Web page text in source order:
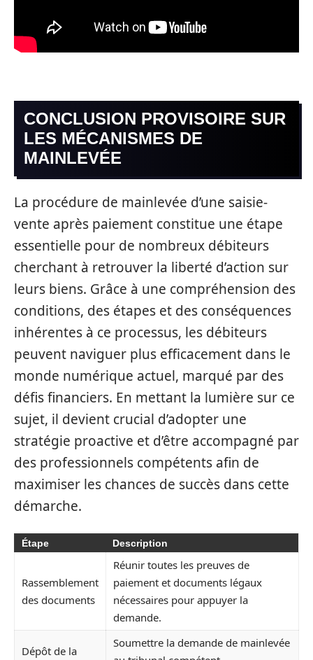
CONCLUSION PROVISOIRE SUR
LES MÉCANISMES DE
MAINLEVÉE
La procédure de mainlevée d’une saisie-
vente après paiement constitue une étape
essentielle pour de nombreux débiteurs
cherchant à retrouver la liberté d’action sur
leurs biens. Grâce à une compréhension des
conditions, des étapes et des conséquences
inhérentes à ce processus, les débiteurs
peuvent naviguer plus efficacement dans le
monde numérique actuel, marqué par des
défis financiers. En mettant la lumière sur ce
sujet, il devient crucial d’adopter une
stratégie proactive et d’être accompagné par
des professionnels compétents afin de
maximiser les chances de succès dans cette
démarche.
Étape Description
Rassemblement
des documents
Réunir toutes les preuves de
paiement et documents légaux
nécessaires pour appuyer la
demande.
Dépôt de la
Soumettre la demande de mainlevée